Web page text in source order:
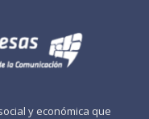
y económica que